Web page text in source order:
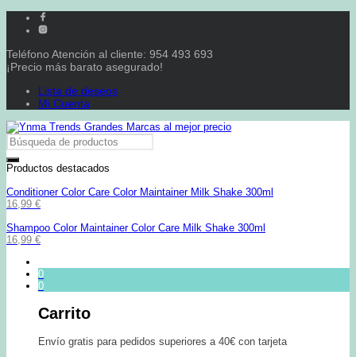
Teléfono Atención al cliente: 954 493 693
¡Precio más barato asegurado!
Lista de deseos
Mi Cuenta
Productos destacados
Conditioner Color Care Color Maintainer Milk Shake 300ml
16,99 €
Shampoo Color Maintainer Color Care Milk Shake 300ml
16,99 €
0
0
Carrito
Envío gratis para pedidos superiores a 40€ con tarjeta